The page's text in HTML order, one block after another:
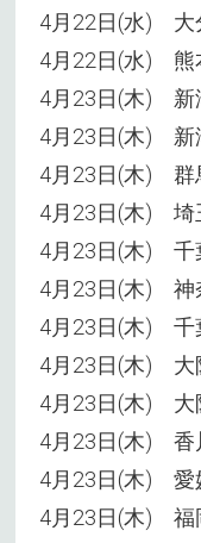
4月22日(水) 大
4月22日(水) 熊
4月23日(木) 新
4月23日(木) 新
4月23日(木) 群
4月23日(木) 埼
4月23日(木) 千
4月23日(木) 神
4月23日(木) 千
4月23日(木) 大
4月23日(木) 大
4月23日(木) 香
4月23日(木) 愛
4月23日(木) 福